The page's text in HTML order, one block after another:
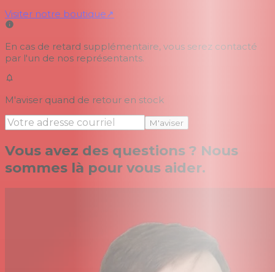
Visiter notre boutique↗
En cas de retard supplémentaire, vous serez contacté
par l'un de nos représentants.
M'aviser quand de retour en stock
M'aviser
Vous avez des questions ? Nous
sommes là pour vous aider.